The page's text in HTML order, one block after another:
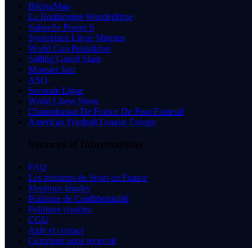
BikingMan
La Boulangère Wonderligue
Saforelle Power 6
Synerglace Ligue Magnus
World Cup Pentathlon
Sailing Grand Slam
Monster Jam
ASO
Seconde Ligue
World Chess Show
Championnat De France De Foot Fauteuil
American Football League Europe
Services et Informations
FAQ
Les missions de Sport en France
Mentions légales
Politique de Confidentialité
Politique cookies
CGU
Aide et contact
Comment nous recevoir